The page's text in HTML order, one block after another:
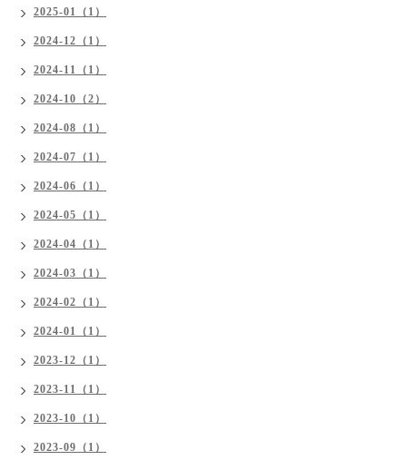
2025-01（1）
2024-12（1）
2024-11（1）
2024-10（2）
2024-08（1）
2024-07（1）
2024-06（1）
2024-05（1）
2024-04（1）
2024-03（1）
2024-02（1）
2024-01（1）
2023-12（1）
2023-11（1）
2023-10（1）
2023-09（1）